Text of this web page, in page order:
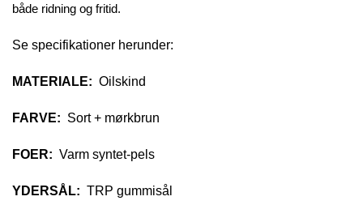
både ridning og fritid.
Se specifikationer herunder:
MATERIALE: Oilskind
FARVE: Sort + mørkbrun
FOER: Varm syntet-pels
YDERSÅL: TRP gummisål